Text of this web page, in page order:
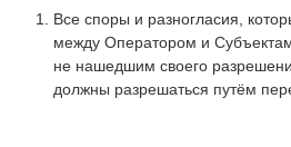
Все споры и разногласия,
между Оператором и
не нашедшим своего
должны разрешаться путём